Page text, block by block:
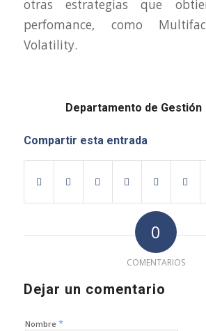
otras estrategias que
perfomance, como
Volatility.
Departamento de Gestión
Compartir esta entrada
0
COMENTARIOS
Dejar un comentario
Nombre *